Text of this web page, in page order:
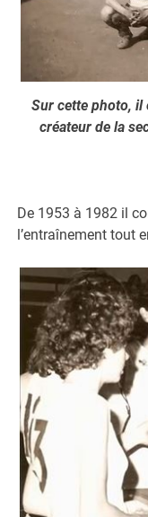
Sur cette photo, il
créateur de la
De 1953 à 1982 il
l’entraînement tout